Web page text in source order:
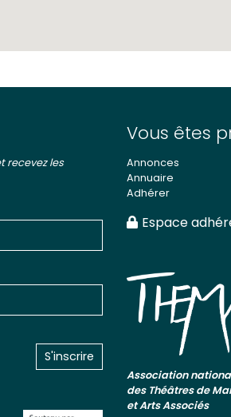
recevez les
Vous êtes
Annonces
Annuaire
Adhérer
Espace
Association
des Théâtres de
et Arts Associés